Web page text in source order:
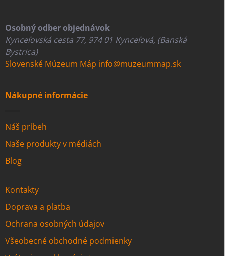
Osobný odber objednávok
Kynceľovská cesta 77, 974 01 Kynceľová, (Banská
Bystrica)
Slovenské Múzeum Máp info@muzeummap.sk
Nákupné informácie
Náš príbeh
Naše produkty v médiách
Blog
Kontakty
Doprava a platba
Ochrana osobných údajov
Všeobecné obchodné podmienky